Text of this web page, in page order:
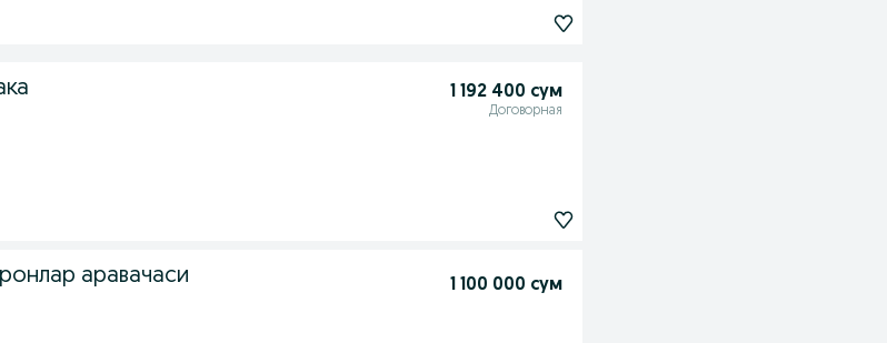
1 192 400 сум
Договорная
аравачаси
1 100 000 сум